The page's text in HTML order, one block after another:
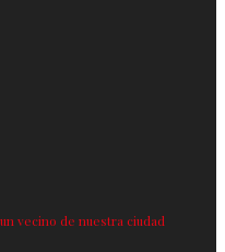
vecino de nuestra ciudad